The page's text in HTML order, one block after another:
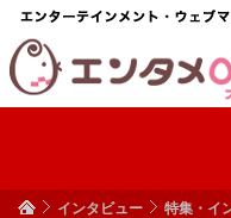
インタビュー 特集・イ